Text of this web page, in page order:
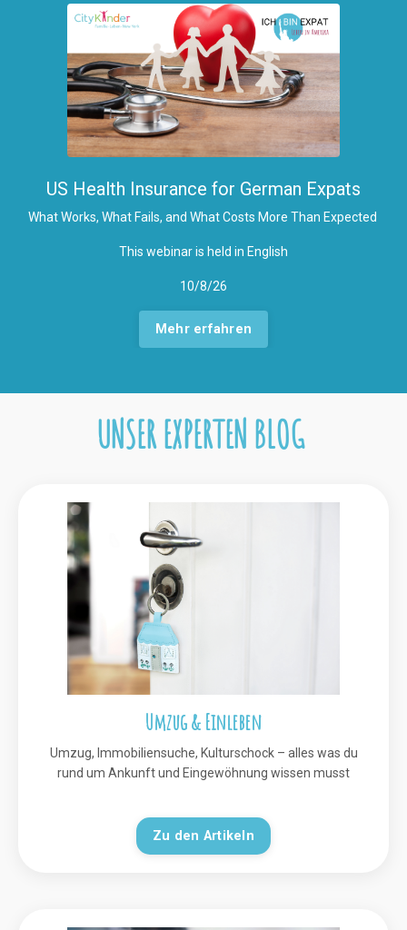
US Health Insurance for German Expats
What Works, What Fails, and What Costs More Than Expected
This webinar is held in English
10/8/26
Mehr erfahren
UNSER EXPERTEN BLOG
Umzug & Einleben
Umzug, Immobiliensuche, Kulturschock – alles was du
rund um Ankunft und Eingewöhnung wissen musst
Zu den Artikeln